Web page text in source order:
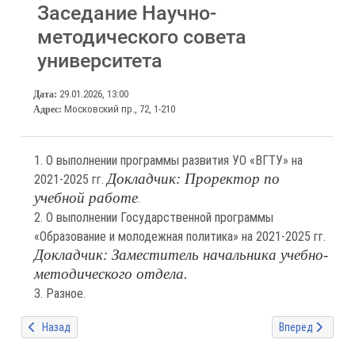
Заседание Научно-
методического совета
университета
Дата:29.01.2026, 13:00
Адрес: Московский пр., 72, 1-210
О выполнении программы развития УО «ВГТУ» на
2021-2025 гг.Докладчик: Проректор по
учебной работе.
О выполнении Государственной программы
«Образование и молодежная политика» на 2021-2025 гг.
Докладчик: Заместитель начальника учебно-
методического отдела.
Разное.
Предыдущий: Заседание редакционно-издательского совета
Назад Следующий:
Вперед